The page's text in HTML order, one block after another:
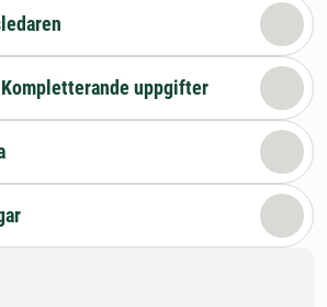
uppgifter